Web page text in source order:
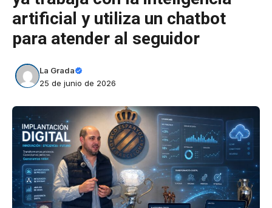
artificial y utiliza un chatbot
para atender al seguidor
La Grada
25 de junio de 2026